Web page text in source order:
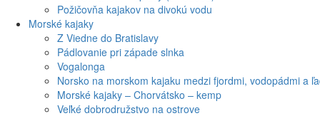
Požičovňa kajakov na divokú vodu
Morské kajaky
Z Viedne do Bratislavy
Pádlovanie pri západe slnka
Vogalonga
Norsko na morskom kajaku medzi fjordmi, vodopádmi a
Morské kajaky – Chorvátsko – kemp
Veľké dobrodružstvo na ostrove